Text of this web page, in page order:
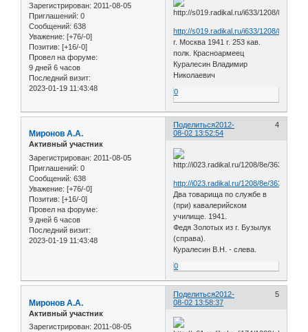
Зарегистрирован: 2011-08-05
Приглашений: 0
Сообщений: 638
Уважение: [+76/-0]
Позитив: [+16/-0]
Провел на форуме:
9 дней 6 часов
Последний визит:
2023-01-19 11:43:48
http://s019.radikal.ru/i633/1208/89/
г. Москва 1941 г. 253 кав.
полк. Красноармеец
Куралесин Владимир
Николаевич
0
Поделиться 4
2012-
08-02 13:52:54
Миронов А.А.
Активный участник
Зарегистрирован: 2011-08-05
Приглашений: 0
Сообщений: 638
Уважение: [+76/-0]
Позитив: [+16/-0]
Провел на форуме:
9 дней 6 часов
Последний визит:
2023-01-19 11:43:48
http://i023.radikal.ru/1208/8e/
Два товарища по службе в
(при) кавалерийском
училище. 1941.
Федя Золотых из г. Бузылук
(справа).
Куралесин В.Н. - слева.
0
Поделиться 5
2012-
08-02 13:58:37
Миронов А.А.
Активный участник
Зарегистрирован: 2011-08-05